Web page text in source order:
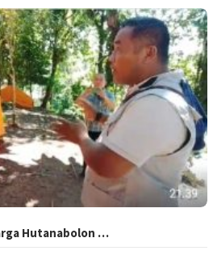
Hutanabolon …